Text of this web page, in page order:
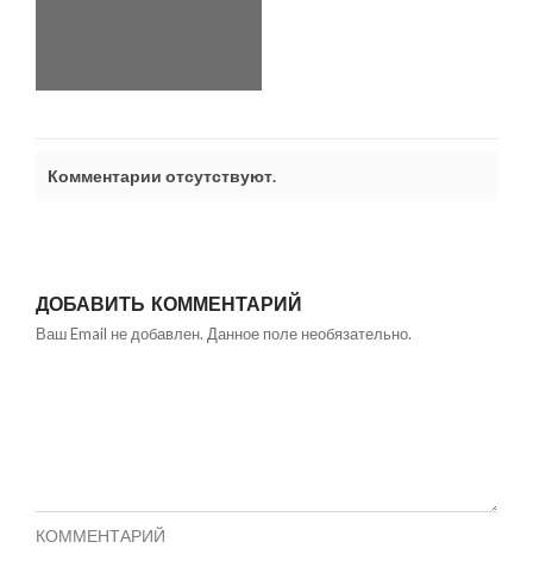
Комментарии отсутствуют.
ДОБАВИТЬ КОММЕНТАРИЙ
Ваш Email не добавлен. Данное поле необязательно.
КОММЕНТАРИЙ